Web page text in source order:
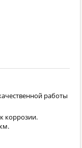
работы
коррозии.